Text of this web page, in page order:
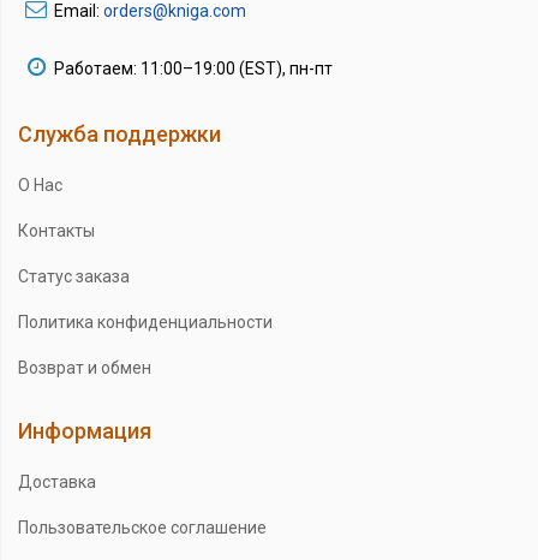
Email: orders@kniga.com
Работаем: 11:00–19:00 (EST), пн-пт
Служба поддержки
О Нас
Контакты
Статус заказа
Политика конфиденциальности
Возврат и обмен
Информация
Доставка
Пользовательское соглашение